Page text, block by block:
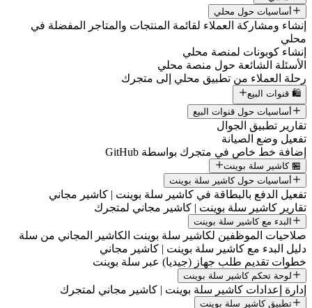
أساسيات حول محلي
إنشاء ومشاركة العملاء لقائمة المنتجات والمتاجر المفضلة في
محلي
إنشاء كوبونات لمنصة محلي
الأسئلة الشائعة حول منصة محلي
رحلة العملاء من تطبيق محلي إلى متجرك
🛍️ قنوات البيع
أساسيات حول قنوات البيع
تقارير تطبيق الجوال
تفعيل وضع الصيانة
إضافة خط خاص في متجرك بواسطة GitHub
🏪 كاشير سلة بوينت
أساسيات حول كاشير سلة بوينت
تفعيل الدفع بالبطاقة في كاشير سلة بوينت | كاشير مجاني
تقارير كاشير سلة بوينت | كاشير مجاني لمتجرك
البدء مع كاشير سلة بوينت
صلاحيات الموظفين لكاشير سلة بوينت الكاشير المجاني من سلة
دليل البدء مع كاشير سلة بوينت | كاشير مجاني
خطوات تقديم طلب جهاز (جيديا) عبر سلة بوينت
لوحة تحكم كاشير سلة بوينت
إدارة إعدادات كاشير سلة بوينت | كاشير مجاني لمتجرك
تطبيق كاشير سلة بوينت